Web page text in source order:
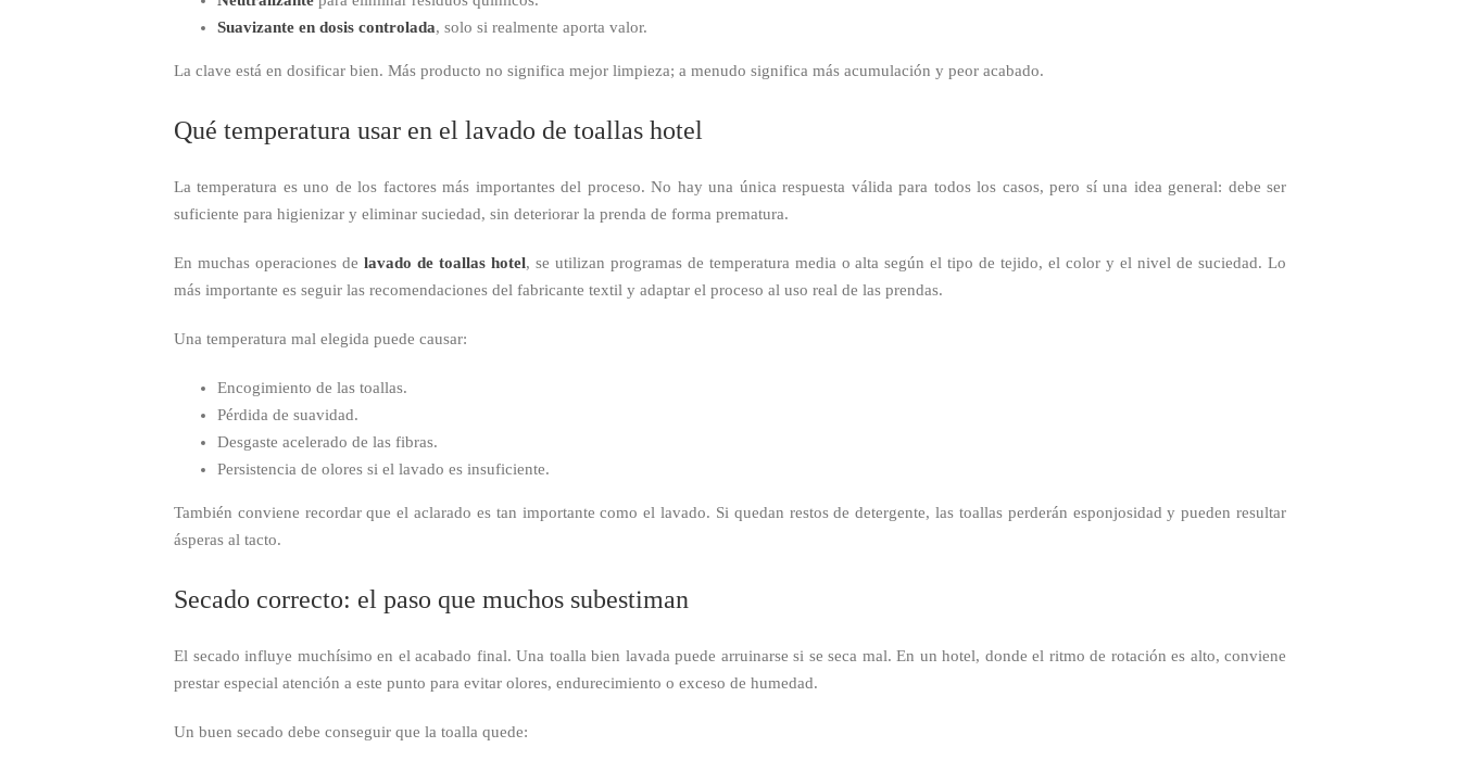
Suavizante en dosis controlada, solo si realmente aporta valor.
La clave está en dosificar bien. Más producto no significa mejor limpieza; a menudo significa más acumulación y peor acabado.
Qué temperatura usar en el lavado de toallas hotel
La temperatura es uno de los factores más importantes del proceso. No hay una única respuesta válida para todos los casos, pero sí una idea general: debe ser
suficiente para higienizar y eliminar suciedad, sin deteriorar la prenda de forma prematura.
En muchas operaciones de lavado de toallas hotel, se utilizan programas de temperatura media o alta según el tipo de tejido, el color y el nivel de suciedad. Lo
más importante es seguir las recomendaciones del fabricante textil y adaptar el proceso al uso real de las prendas.
Una temperatura mal elegida puede causar:
Encogimiento de las toallas.
Pérdida de suavidad.
Desgaste acelerado de las fibras.
Persistencia de olores si el lavado es insuficiente.
También conviene recordar que el aclarado es tan importante como el lavado. Si quedan restos de detergente, las toallas perderán esponjosidad y pueden resultar
ásperas al tacto.
Secado correcto: el paso que muchos subestiman
El secado influye muchísimo en el acabado final. Una toalla bien lavada puede arruinarse si se seca mal. En un hotel, donde el ritmo de rotación es alto, conviene
prestar especial atención a este punto para evitar olores, endurecimiento o exceso de humedad.
Un buen secado debe conseguir que la toalla quede: